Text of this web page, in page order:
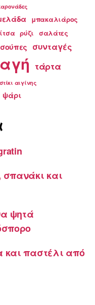
μπακαλιάρος
ρύζι σαλάτες
σούπες συνταγές
τάρτα
αιγίνης
ψάρι
και
ψητά
και παστέλι από